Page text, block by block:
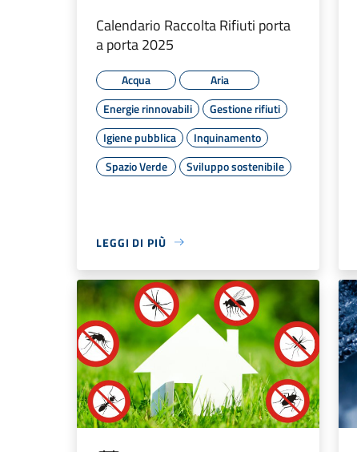
Calendario Raccolta Rifiuti porta
a porta 2025
Acqua
Aria
Energie rinnovabili
Gestione rifiuti
Igiene pubblica
Inquinamento
Spazio Verde
Sviluppo sostenibile
LEGGI DI PIÙ